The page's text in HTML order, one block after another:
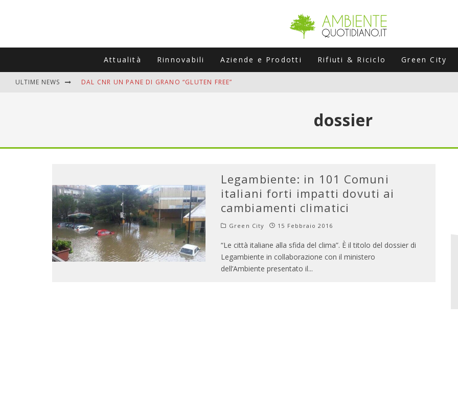
Attualità Rinnovabili Aziende e Prodotti Rifiuti & Riciclo Green City
ULTIME NEWS DAL CNR UN PANE DI GRANO “GLUTEN FREE”
dossier
Legambiente: in 101 Comuni
italiani forti impatti dovuti ai
cambiamenti climatici
Green City 15 Febbraio 2016
“Le città italiane alla sfida del clima”. È il titolo del dossier di
Legambiente in collaborazione con il ministero
dell’Ambiente presentato il...